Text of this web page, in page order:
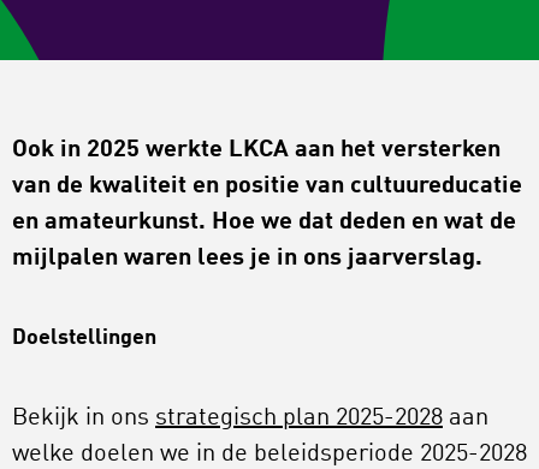
Ook in 2025 werkte LKCA aan het versterken
van de kwaliteit en positie van cultuureducatie
en amateurkunst. Hoe we dat deden en wat de
mijlpalen waren lees je in ons jaarverslag.
Doelstellingen
Bekijk in ons strategisch plan 2025-2028 aan
welke doelen we in de beleidsperiode 2025-2028